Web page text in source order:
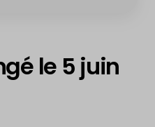
le 5 juin